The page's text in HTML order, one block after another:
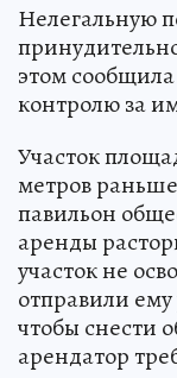
Нелегальную
этом
контролю за
Участок
метров
павильон
аренды
участок не
отправили
чтобы снести
арендатор